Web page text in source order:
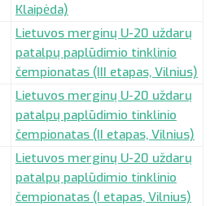
Klaipėda)
Lietuvos merginų U-20 uždarų
patalpų paplūdimio tinklinio
čempionatas (III etapas, Vilnius)
Lietuvos merginų U-20 uždarų
patalpų paplūdimio tinklinio
čempionatas (II etapas, Vilnius)
Lietuvos merginų U-20 uždarų
patalpų paplūdimio tinklinio
čempionatas (I etapas, Vilnius)